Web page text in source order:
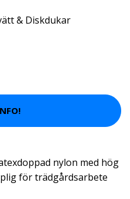
& Diskdukar
nylon med hög
för trädgårdsarbete